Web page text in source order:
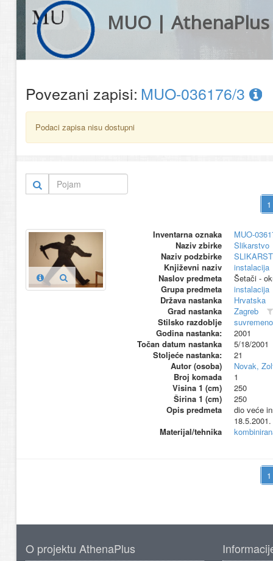
MUO | AthenaPlus
Povezani zapisi: MUO-036176/3
Podaci zapisa nisu dostupni
Inventarna oznaka
MUO-
Naziv zbirke
Slikarstvo
Naziv podzbirke
Književni naziv
instalacija
Naslov predmeta
Šetači -
Grupa predmeta
instalacija
Država nastanka
Hrvatska
Grad nastanka
Zagreb
Stilsko razdoblje
suvremeno
Godina nastanka:
2001
Točan datum nastanka
5/18/2001
Stoljeće nastanka:
21
Autor (osoba)
Novak,
Broj komada
1
Visina 1 (cm)
250
Širina 1 (cm)
250
Opis predmeta
dio veće
18.5.2001.
Materijal/tehnika
O projektu AthenaPlus